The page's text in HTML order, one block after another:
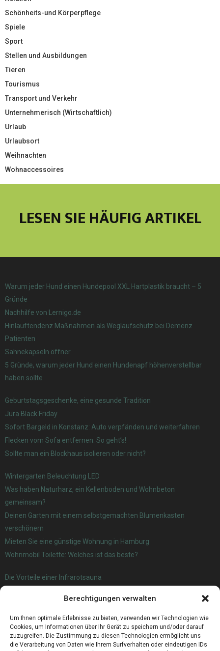
Berechtigungen verwalten
Um Ihnen optimale Erlebnisse zu bieten, verwenden wir Technologien wie
Cookies, um Informationen über Ihr Gerät zu speichern und/oder darauf
zuzugreifen. Die Zustimmung zu diesen Technologien ermöglicht uns
die Verarbeitung von Daten wie Ihrem Surfverhalten oder eindeutigen IDs
Schönheits-und Körperpflege
Spiele
Sport
Stellen und Ausbildungen
Tieren
Tourismus
Transport und Verkehr
Unternehmerisch (Wirtschaftlich)
Urlaub
Urlaubsort
Weihnachten
Wohnaccessoires
LESEN SIE HÄUFIG ARTIKEL
Warum jeder Hund einen Hundepool XXL Hartplastik braucht – 5
Gründe
Nachhilfe von Lernigo.de
Hinlauftendenz Maßnahmen als Weglaufschutz bei Demenz
Patienten
Sahnekapseln öffner
5 Gründe, warum jeder Hund einen Hundenapf höhenverstellbar
haben sollte
Geburtstagsgeschenke, eine gesunde Tradition
Jura Black Friday
Sofort Bargeld in Konstanz: Auto verpfänden und weiterfahren
Flecken vom Sofa entfernen: So geht’s!
Sollte man ein Blockhaus isolieren oder nicht?
Wintergarten Beleuchtung LED
Was haben Naturharz, ein Kellenboden und Wohnbeton
gemeinsam?
Deinen Garten mit einem selbstgemachten Blumenkasten
verschönern
Mieten Sie eine günstige Wohnung in Hamburg
Wohnmobil Toilette: Welches ist das beste?
Die Vorteile einer Infrarotsauna
Wanderwege Oldenburg – Eine Führung durch die Natur
Zahnärztliche Darlehen: Wie man zahnärztliche Kosten finanziert